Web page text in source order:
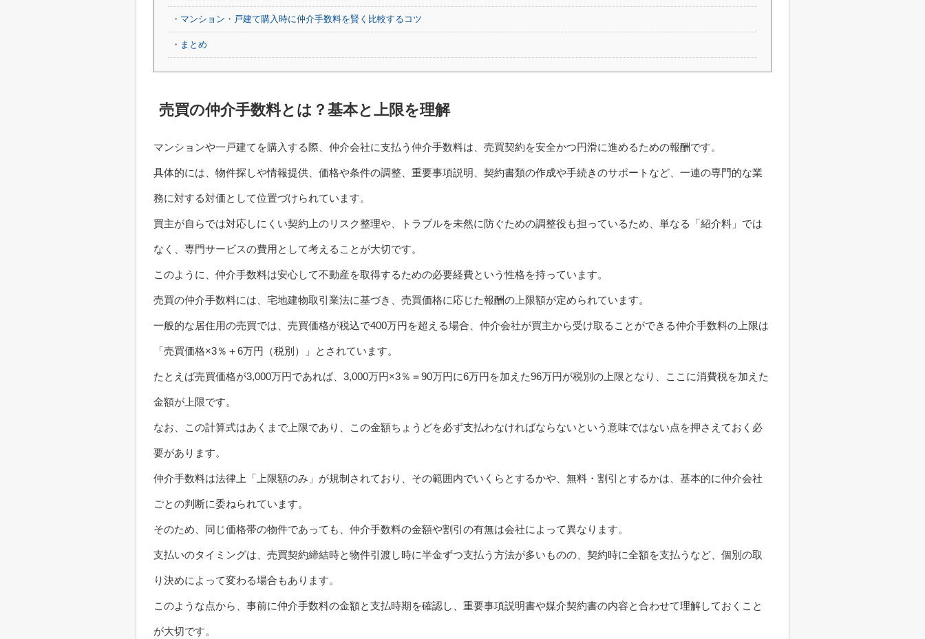
・マンション・戸建て購入時に仲介手数料を賢く比較するコツ
・まとめ
売買の仲介手数料とは？基本と上限を理解
マンションや一戸建てを購入する際、仲介会社に支払う仲介手数料は、売買契約を安全かつ円滑に進めるための報酬です。
具体的には、物件探しや情報提供、価格や条件の調整、重要事項説明、契約書類の作成や手続きのサポートなど、一連の専門的な業
務に対する対価として位置づけられています。
買主が自らでは対応しにくい契約上のリスク整理や、トラブルを未然に防ぐための調整役も担っているため、単なる「紹介料」では
なく、専門サービスの費用として考えることが大切です。
このように、仲介手数料は安心して不動産を取得するための必要経費という性格を持っています。
売買の仲介手数料には、宅地建物取引業法に基づき、売買価格に応じた報酬の上限額が定められています。
一般的な居住用の売買では、売買価格が税込で400万円を超える場合、仲介会社が買主から受け取ることができる仲介手数料の上限は
「売買価格×3％＋6万円（税別）」とされています。
たとえば売買価格が3,000万円であれば、3,000万円×3％＝90万円に6万円を加えた96万円が税別の上限となり、ここに消費税を加えた
金額が上限です。
なお、この計算式はあくまで上限であり、この金額ちょうどを必ず支払わなければならないという意味ではない点を押さえておく必
要があります。
仲介手数料は法律上「上限額のみ」が規制されており、その範囲内でいくらとするかや、無料・割引とするかは、基本的に仲介会社
ごとの判断に委ねられています。
そのため、同じ価格帯の物件であっても、仲介手数料の金額や割引の有無は会社によって異なります。
支払いのタイミングは、売買契約締結時と物件引渡し時に半金ずつ支払う方法が多いものの、契約時に全額を支払うなど、個別の取
り決めによって変わる場合もあります。
このような点から、事前に仲介手数料の金額と支払時期を確認し、重要事項説明書や媒介契約書の内容と合わせて理解しておくこと
が大切です。